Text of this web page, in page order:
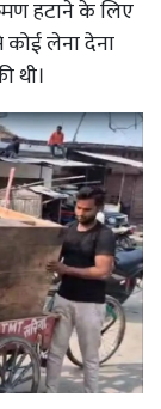
हटाने के लिए
कोई लेना देना
थी।